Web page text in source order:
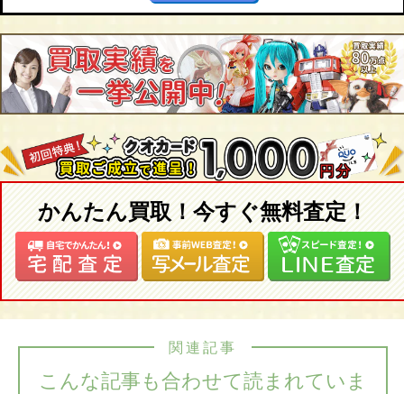
かんたん買取！今すぐ無料査定！
こんな記事も合わせて読まれていま
関連記事